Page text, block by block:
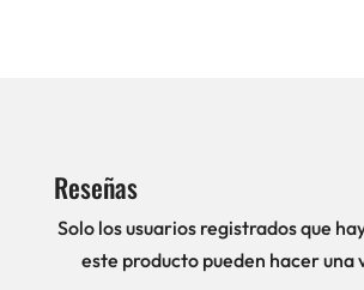
Reseñas
Solo los usuarios registrados que
este producto pueden hacer una